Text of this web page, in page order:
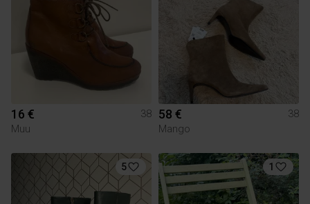
16 €
38
Muu
58 €
38
Mango
5 1